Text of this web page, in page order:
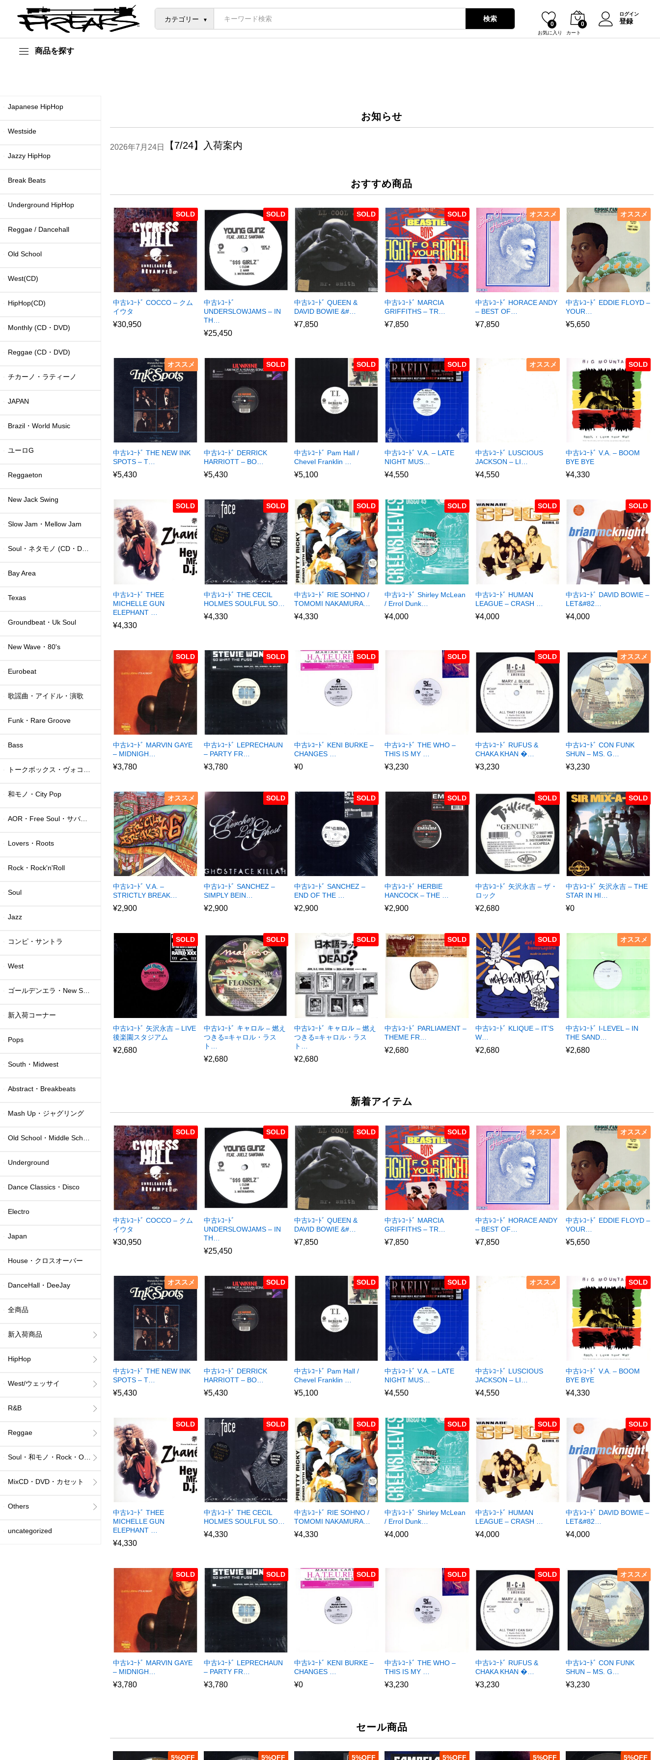
カテゴリー 検索
お気に入り
0
カート
0
ログイン
登録
商品を探す
お知らせ
【7/24】入荷案内
2026年7月24日
おすすめ商品
SOLD
中古ﾚｺｰﾄﾞ COCCO – クム
イウタ
¥30,950
SOLD
中古ﾚｺｰﾄﾞ
UNDERSLOWJAMS – IN
TH…
¥25,450
SOLD
中古ﾚｺｰﾄﾞ QUEEN &
DAVID BOWIE &#…
¥7,850
SOLD
中古ﾚｺｰﾄﾞ MARCIA
GRIFFITHS – TR…
¥7,850
オススメ
中古ﾚｺｰﾄﾞ HORACE ANDY
– BEST OF…
¥7,850
オススメ
中古ﾚｺｰﾄﾞ EDDIE FLOYD –
YOUR…
¥5,650
オススメ
中古ﾚｺｰﾄﾞ THE NEW INK
SPOTS – T…
¥5,430
SOLD
中古ﾚｺｰﾄﾞ DERRICK
HARRIOTT – BO…
¥5,430
SOLD
中古ﾚｺｰﾄﾞ Pam Hall /
Chevel Franklin …
¥5,100
SOLD
中古ﾚｺｰﾄﾞ V.A. – LATE
NIGHT MUS…
¥4,550
オススメ
中古ﾚｺｰﾄﾞ LUSCIOUS
JACKSON – LI…
¥4,550
SOLD
中古ﾚｺｰﾄﾞ V.A. – BOOM
BYE BYE
¥4,330
SOLD
中古ﾚｺｰﾄﾞ THEE
MICHELLE GUN
ELEPHANT …
¥4,330
SOLD
中古ﾚｺｰﾄﾞ THE CECIL
HOLMES SOULFUL SO…
¥4,330
SOLD
中古ﾚｺｰﾄﾞ RIE SOHNO /
TOMOMI NAKAMURA…
¥4,330
SOLD
中古ﾚｺｰﾄﾞ Shirley McLean
/ Errol Dunk…
¥4,000
SOLD
中古ﾚｺｰﾄﾞ HUMAN
LEAGUE – CRASH …
¥4,000
SOLD
中古ﾚｺｰﾄﾞ DAVID BOWIE –
LET&#82…
¥4,000
SOLD
中古ﾚｺｰﾄﾞ MARVIN GAYE
– MIDNIGH…
¥3,780
SOLD
中古ﾚｺｰﾄﾞ LEPRECHAUN
– PARTY FR…
¥3,780
SOLD
中古ﾚｺｰﾄﾞ KENI BURKE –
CHANGES …
¥0
SOLD
中古ﾚｺｰﾄﾞ THE WHO –
THIS IS MY …
¥3,230
SOLD
中古ﾚｺｰﾄﾞ RUFUS &
CHAKA KHAN �…
¥3,230
オススメ
中古ﾚｺｰﾄﾞ CON FUNK
SHUN – MS. G…
¥3,230
オススメ
中古ﾚｺｰﾄﾞ V.A. –
STRICTLY BREAK…
¥2,900
SOLD
中古ﾚｺｰﾄﾞ SANCHEZ –
SIMPLY BEIN…
¥2,900
SOLD
中古ﾚｺｰﾄﾞ SANCHEZ –
END OF THE …
¥2,900
SOLD
中古ﾚｺｰﾄﾞ HERBIE
HANCOCK – THE …
¥2,900
SOLD
中古ﾚｺｰﾄﾞ 矢沢永吉 – ザ・
ロック
¥2,680
SOLD
中古ﾚｺｰﾄﾞ 矢沢永吉 – THE
STAR IN HI…
¥0
SOLD
中古ﾚｺｰﾄﾞ 矢沢永吉 – LIVE
後楽園スタジアム
¥2,680
SOLD
中古ﾚｺｰﾄﾞ キャロル – 燃え
つきる=キャロル・ラス
ト…
¥2,680
SOLD
中古ﾚｺｰﾄﾞ キャロル – 燃え
つきる=キャロル・ラス
ト…
¥2,680
SOLD
中古ﾚｺｰﾄﾞ PARLIAMENT –
THEME FR…
¥2,680
SOLD
中古ﾚｺｰﾄﾞ KLIQUE – IT’S
W…
¥2,680
オススメ
中古ﾚｺｰﾄﾞ I-LEVEL – IN
THE SAND…
¥2,680
新着アイテム
SOLD
中古ﾚｺｰﾄﾞ COCCO – クム
イウタ
¥30,950
SOLD
中古ﾚｺｰﾄﾞ
UNDERSLOWJAMS – IN
TH…
¥25,450
SOLD
中古ﾚｺｰﾄﾞ QUEEN &
DAVID BOWIE &#…
¥7,850
SOLD
中古ﾚｺｰﾄﾞ MARCIA
GRIFFITHS – TR…
¥7,850
オススメ
中古ﾚｺｰﾄﾞ HORACE ANDY
– BEST OF…
¥7,850
オススメ
中古ﾚｺｰﾄﾞ EDDIE FLOYD –
YOUR…
¥5,650
オススメ
中古ﾚｺｰﾄﾞ THE NEW INK
SPOTS – T…
¥5,430
SOLD
中古ﾚｺｰﾄﾞ DERRICK
HARRIOTT – BO…
¥5,430
SOLD
中古ﾚｺｰﾄﾞ Pam Hall /
Chevel Franklin …
¥5,100
SOLD
中古ﾚｺｰﾄﾞ V.A. – LATE
NIGHT MUS…
¥4,550
オススメ
中古ﾚｺｰﾄﾞ LUSCIOUS
JACKSON – LI…
¥4,550
SOLD
中古ﾚｺｰﾄﾞ V.A. – BOOM
BYE BYE
¥4,330
SOLD
中古ﾚｺｰﾄﾞ THEE
MICHELLE GUN
ELEPHANT …
¥4,330
SOLD
中古ﾚｺｰﾄﾞ THE CECIL
HOLMES SOULFUL SO…
¥4,330
SOLD
中古ﾚｺｰﾄﾞ RIE SOHNO /
TOMOMI NAKAMURA…
¥4,330
SOLD
中古ﾚｺｰﾄﾞ Shirley McLean
/ Errol Dunk…
¥4,000
SOLD
中古ﾚｺｰﾄﾞ HUMAN
LEAGUE – CRASH …
¥4,000
SOLD
中古ﾚｺｰﾄﾞ DAVID BOWIE –
LET&#82…
¥4,000
SOLD
中古ﾚｺｰﾄﾞ MARVIN GAYE
– MIDNIGH…
¥3,780
SOLD
中古ﾚｺｰﾄﾞ LEPRECHAUN
– PARTY FR…
¥3,780
SOLD
中古ﾚｺｰﾄﾞ KENI BURKE –
CHANGES …
¥0
SOLD
中古ﾚｺｰﾄﾞ THE WHO –
THIS IS MY …
¥3,230
SOLD
中古ﾚｺｰﾄﾞ RUFUS &
CHAKA KHAN �…
¥3,230
オススメ
中古ﾚｺｰﾄﾞ CON FUNK
SHUN – MS. G…
¥3,230
セール商品
5% 5% 5% 5% 5% 5%
Japanese HipHop
Westside
Jazzy HipHop
Break Beats
Underground HipHop
Reggae / Dancehall
Old School
West(CD)
HipHop(CD)
Monthly (CD・DVD)
Reggae (CD・DVD)
チカーノ・ラティーノ
JAPAN
Brazil・World Music
ユーロG
Reggaeton
New Jack Swing
Slow Jam・Mellow Jam
Soul・ネタモノ (CD・DVD)
Bay Area
Texas
Groundbeat・Uk Soul
New Wave・80's
Eurobeat
歌謡曲・アイドル・演歌
Funk・Rare Groove
Bass
トークボックス・ヴォコーダー
和モノ・City Pop
AOR・Free Soul・サバービア
Lovers・Roots
Rock・Rock'n'Roll
Soul
Jazz
コンピ・サントラ
West
ゴールデンエラ・New School
新入荷コーナー
Pops
South・Midwest
Abstract・Breakbeats
Mash Up・ジャグリング
Old School・Middle School
Underground
Dance Classics・Disco
Electro
Japan
House・クロスオーバー
DanceHall・DeeJay
全商品
新入荷商品
HipHop
West/ウェッサイ
R&B
Reggae
Soul・和モノ・Rock・Others
MixCD・DVD・カセット
Others
uncategorized